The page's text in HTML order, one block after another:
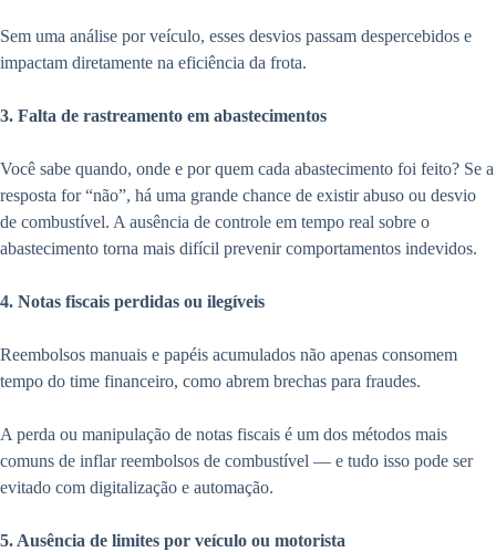
Sem uma análise por veículo, esses desvios passam despercebidos e
impactam diretamente na eficiência da frota.
3. Falta de rastreamento em abastecimentos
Você sabe quando, onde e por quem cada abastecimento foi feito? Se a
resposta for “não”, há uma grande chance de existir abuso ou desvio
de combustível. A ausência de controle em tempo real sobre o
abastecimento torna mais difícil prevenir comportamentos indevidos.
4. Notas fiscais perdidas ou ilegíveis
Reembolsos manuais e papéis acumulados não apenas consomem
tempo do time financeiro, como abrem brechas para fraudes.
A perda ou manipulação de notas fiscais é um dos métodos mais
comuns de inflar reembolsos de combustível — e tudo isso pode ser
evitado com digitalização e automação.
5. Ausência de limites por veículo ou motorista